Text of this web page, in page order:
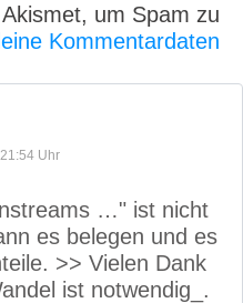
um Spam zu
Kommentardaten
Uhr
…" ist nicht
es belegen und es
>> Vielen Dank
ist notwendig_.